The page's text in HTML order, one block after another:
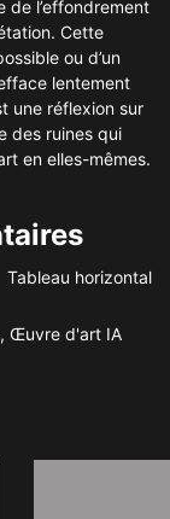
de l’effondrement
Cette
ou d’un
lentement
une réflexion sur
des ruines qui
en elles-mêmes.
Tableau horizontal
, Œuvre d'art IA